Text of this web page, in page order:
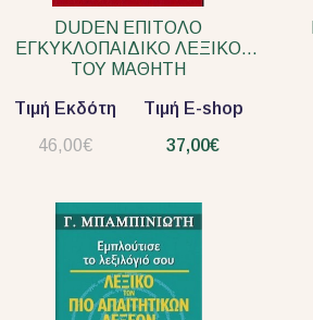
DUDEN ΕΠΙΤΟΛΟ
ΕΓΚΥΚΛΟΠΑΙΔΙΚΟ ΛΕΞΙΚΟ
ΤΟΥ ΜΑΘΗΤΗ
Τιμή Εκδότη
46,00€
Τιμή E-shop
37,00€